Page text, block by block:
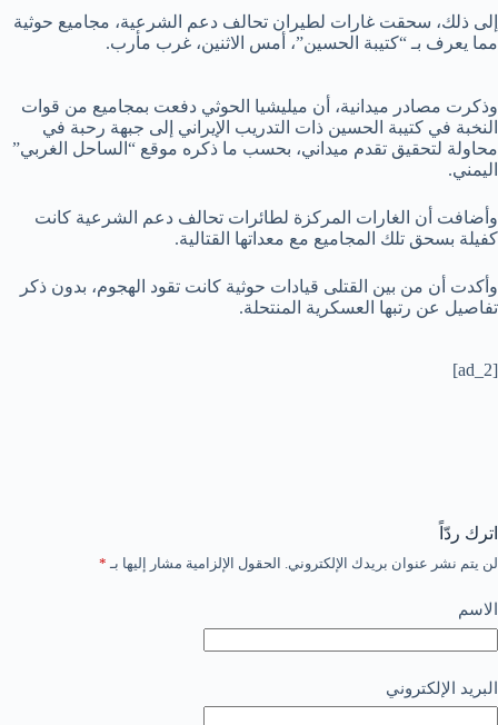
إلى ذلك، سحقت غارات لطيران تحالف دعم الشرعية، ‏مجاميع حوثية
مما يعرف بـ “كتيبة ‎الحسين”، أمس الاثنين، غرب مأرب.
وذكرت مصادر ميدانية، أن ميليشيا الحوثي دفعت بمجاميع من قوات
النخبة في كتيبة الحسين ذات التدريب الإيراني إلى جبهة رحبة في
محاولة لتحقيق تقدم ميداني، بحسب ما ذكره موقع “الساحل الغربي”
اليمني.
وأضافت أن الغارات المركزة لطائرات تحالف دعم الشرعية كانت
كفيلة بسحق تلك المجاميع مع معداتها القتالية.
وأكدت أن من بين القتلى قيادات حوثية كانت تقود الهجوم، بدون ذكر
تفاصيل عن رتبها العسكرية المنتحلة.
[ad_2]
اترك ردّاً
لن يتم نشر عنوان بريدك الإلكتروني. الحقول الإلزامية مشار إليها بـ *
الاسم
البريد الإلكتروني